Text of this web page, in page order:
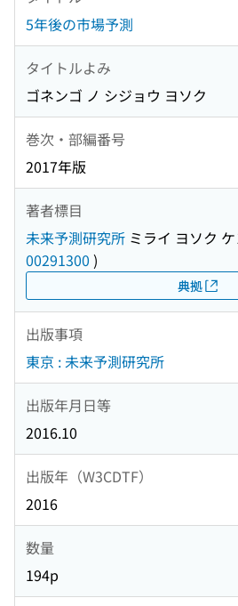
5年後の市場予測
タイトルよみ
ゴネンゴ ノ シジョウ ヨソク
巻次・部編番号
2017年版
著者標目
未来予測研究所 ミライ ヨソク
00291300 )
典拠
出版事項
東京 : 未来予測研究所
出版年月日等
2016.10
出版年（W3CDTF）
2016
数量
194p